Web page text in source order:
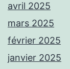
avril 2025
mars 2025
février 2025
janvier 2025